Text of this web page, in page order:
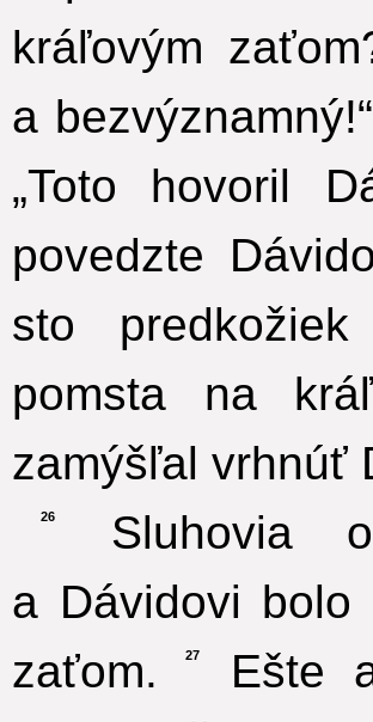
kráľovým
a bezvýznamný!“
„Toto hovoril
povedzte
sto
pomsta na
zamýšľal vrhnúť
26
Sluhovia
a Dávidovi
zaťom.
27
Ešte